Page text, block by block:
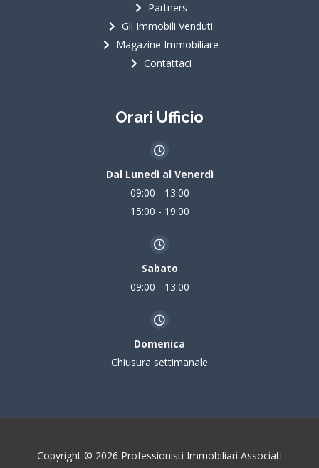
Partners
Gli Immobili Venduti
Magazine Immobiliare
Contattaci
Orari Ufficio
Dal Lunedì al Venerdì
09:00 - 13:00
15:00 - 19:00
Sabato
09:00 - 13:00
Domenica
Chiusura settimanale
Copyright © 2026 Professionisti Immobiliari Associati